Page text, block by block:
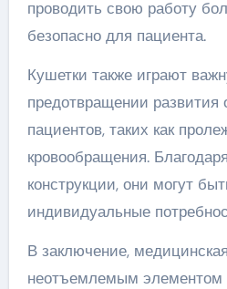
проводить свою работу
безопасно для пациента.
Кушетки также играют
предотвращении развития
пациентов, таких как
кровообращения.
конструкции, они могут
индивидуальные
В заключение,
неотъемлемым элементом